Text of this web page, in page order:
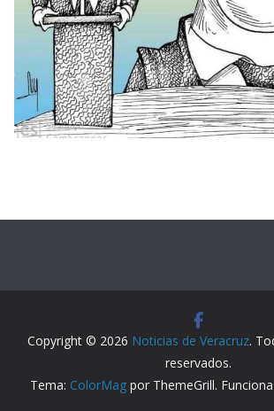
Copyright © 2026 Noticias de Veracruz.
reservados.
Tema: ColorMagpor ThemeGrill.